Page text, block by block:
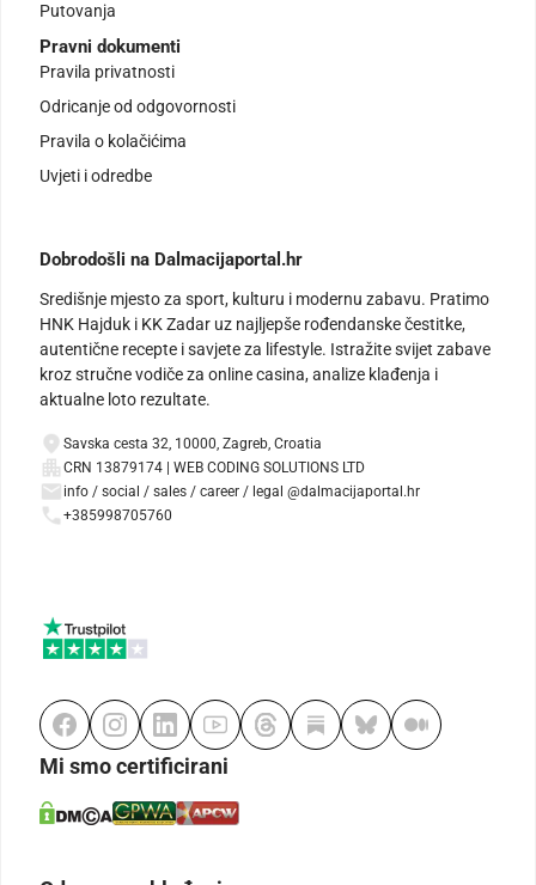
Putovanja
Pravni dokumenti
Pravila privatnosti
Odricanje od odgovornosti
Pravila o kolačićima
Uvjeti i odredbe
Dobrodošli na Dalmacijaportal.hr
Središnje mjesto za sport, kulturu i modernu zabavu. Pratimo
HNK Hajduk i KK Zadar uz najljepše rođendanske čestitke,
autentične recepte i savjete za lifestyle. Istražite svijet zabave
kroz stručne vodiče za online casina, analize klađenja i
aktualne loto rezultate.
Savska cesta 32, 10000, Zagreb, Croatia
CRN 13879174 | WEB CODING SOLUTIONS LTD
info / social / sales / career / legal @dalmacijaportal.hr
+385998705760
Mi smo certificirani